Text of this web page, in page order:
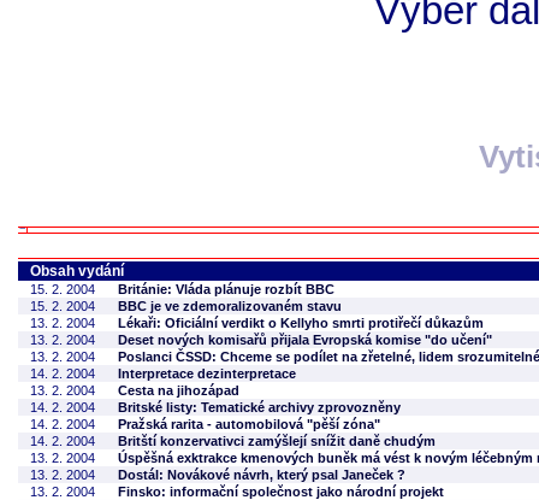
Výběr
Obsah vydání
15. 2. 2004
Británie: Vláda plánuje rozbít BBC
15. 2. 2004
BBC je ve zdemoralizovaném stavu
13. 2. 2004
Lékaři: Oficiální verdikt o Kellyho smrti protiřečí důkazům
13. 2. 2004
Deset nových komisařů přijala Evropská komise "do učení"
13. 2. 2004
Poslanci ČSSD: Chceme se podílet na zřetelné, lidem
14. 2. 2004
Interpretace dezinterpretace
13. 2. 2004
Cesta na jihozápad
14. 2. 2004
Britské listy: Tematické archivy zprovozněny
14. 2. 2004
Pražská rarita - automobilová "pěší zóna"
14. 2. 2004
Britští konzervativci zamýšlejí snížit daně chudým
13. 2. 2004
Úspěšná exktrakce kmenových buněk má vést k novým léčebným
13. 2. 2004
Dostál: Novákové návrh, který psal Janeček ?
13. 2. 2004
Finsko: informační společnost jako národní projekt